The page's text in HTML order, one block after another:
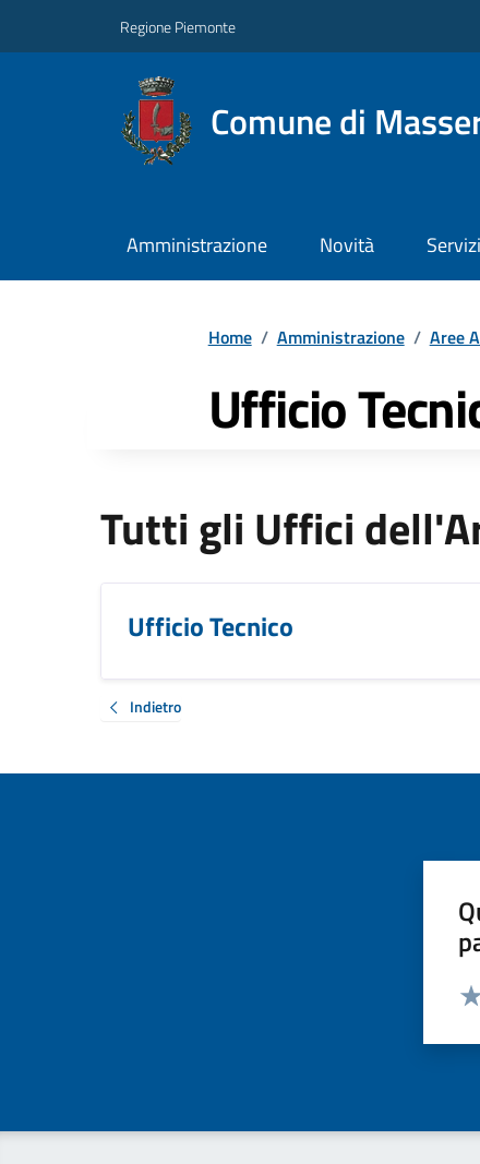
Regione Piemonte
Comune di
Amministrazione Novità Servizi
Home / Amministrazione / Aree
Ufficio
Tutti gli Uffici
Ufficio Tecnico
Indietro